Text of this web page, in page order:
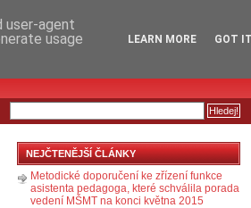
NEJČTENĚJŠÍ ČLÁNKY
Metodické doporučení ke zřízení funkce
asistenta pedagoga, které schválila porada
vedení MŠMT na konci května 2015
user-agent
usage
LEARN MORE GOT IT